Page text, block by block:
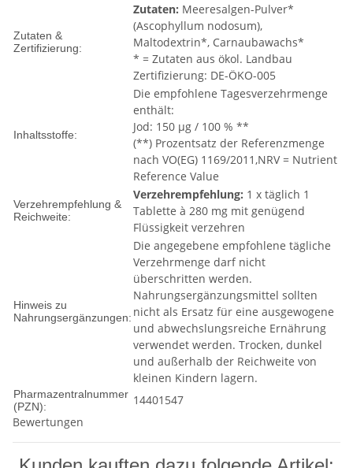
Zutaten &
Zertifizierung:
Zutaten: Meeresalgen-Pulver*
(Ascophyllum nodosum),
Maltodextrin*, Carnaubawachs*
* = Zutaten aus ökol. Landbau
Zertifizierung: DE-ÖKO-005
Inhaltsstoffe:
Die empfohlene Tagesverzehrmenge
enthält:
Jod: 150 µg / 100 % **
(**) Prozentsatz der Referenzmenge
nach VO(EG) 1169/2011,NRV = Nutrient
Reference Value
Verzehrempfehlung &
Reichweite:
Verzehrempfehlung: 1 x täglich 1
Tablette à 280 mg mit genügend
Flüssigkeit verzehren
Hinweis zu
Nahrungsergänzungen:
Die angegebene empfohlene tägliche
Verzehrmenge darf nicht
überschritten werden.
Nahrungsergänzungsmittel sollten
nicht als Ersatz für eine ausgewogene
und abwechslungsreiche Ernährung
verwendet werden. Trocken, dunkel
und außerhalb der Reichweite von
kleinen Kindern lagern.
Pharmazentralnummer
(PZN):
14401547
Bewertungen